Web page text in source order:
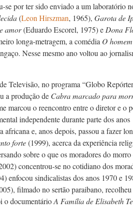
se por ter sido enviado a um laboratório
(Leon Hirszman, 1965), Garota de
amor(Eduardo Escorel, 1975) e Dona
longa-metragem, a comédia O
Nesse mesmo ano voltou ao
de Televisão, no programa “Globo
a produção de Cabra marcado para
marcou o reencontro entre o diretor e o
independente durante parte dos
africana e, anos depois, passou a fazer
forte(1999), acerca da experiência
sobre o que os moradores do
concentrou-se no cotidiano dos
enfocou sindicalistas dos anos 1970 e
filmado no sertão paraibano,
o documentárioA Família de Elisabeth